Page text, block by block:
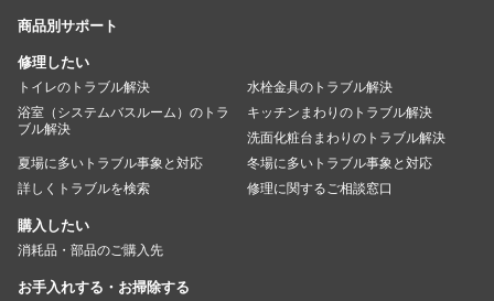
商品別サポート
修理したい
トイレのトラブル解決
水栓金具のトラブル解決
浴室（システムバスルーム）のトラ
ブル解決
キッチンまわりのトラブル解決
洗面化粧台まわりのトラブル解決
夏場に多いトラブル事象と対応
冬場に多いトラブル事象と対応
詳しくトラブルを検索
修理に関するご相談窓口
購入したい
消耗品・部品のご購入先
お手入れする・お掃除する